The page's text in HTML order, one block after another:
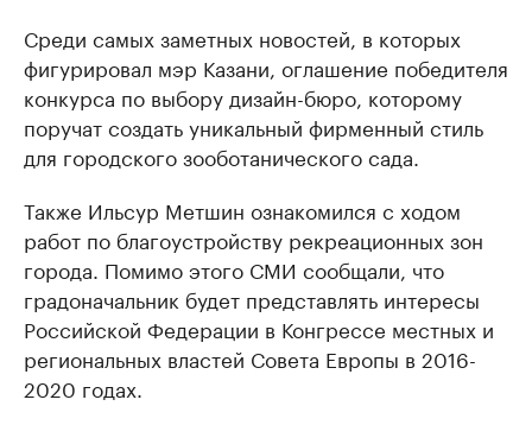
Среди самых заметных новостей, в которых
фигурировал мэр Казани, оглашение победителя
конкурса по выбору дизайн-бюро, которому
поручат создать уникальный фирменный стиль
для городского зооботанического сада.
Также Ильсур Метшин ознакомился с ходом
работ по благоустройству рекреационных зон
города. Помимо этого СМИ сообщали, что
градоначальник будет представлять интересы
Российской Федерации в Конгрессе местных и
региональных властей Совета Европы в 2016-
2020 годах.